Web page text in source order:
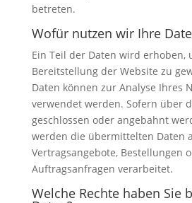
betreten.
Wofür nutzen wir Ihre
Ein Teil der Daten wird erhoben,
Bereitstellung der Website zu
Daten können zur Analyse Ihres
verwendet werden. Sofern über
geschlossen oder angebahnt
werden die übermittelten Daten
Vertragsangebote, Bestellungen
Auftragsanfragen verarbeitet.
Welche Rechte haben Sie